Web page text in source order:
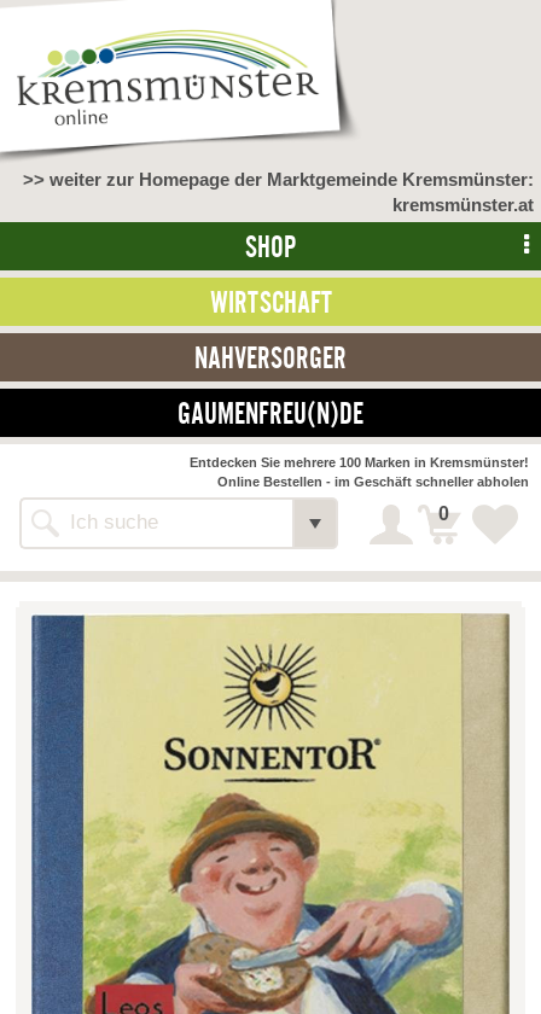
>> weiter zur Homepage der Marktgemeinde Kremsmünster:
kremsmünster.at
SHOP
WIRTSCHAFT
NAHVERSORGER
GAUMENFREU(N)DE
Alle Webseiten
Entdecken Sie mehrere 100 Marken in Kremsmünster!
Online Bestellen - im Geschäft schneller abholen
0
NAHVERSORGER
>> Bauernmarkt << Detail
Bäckerei-Konditorei-Café
Fleischerei Hüthmayr Detail
Kuglbauer - Familie Bischof Detail
La Toscana Anita Wolf e.U.
Söllradls Naturkostladen Detail
Stiftsgärtnerei Detail
Weinkellerei Stift
Kremsmünster
Detail
Wildkraut Detail